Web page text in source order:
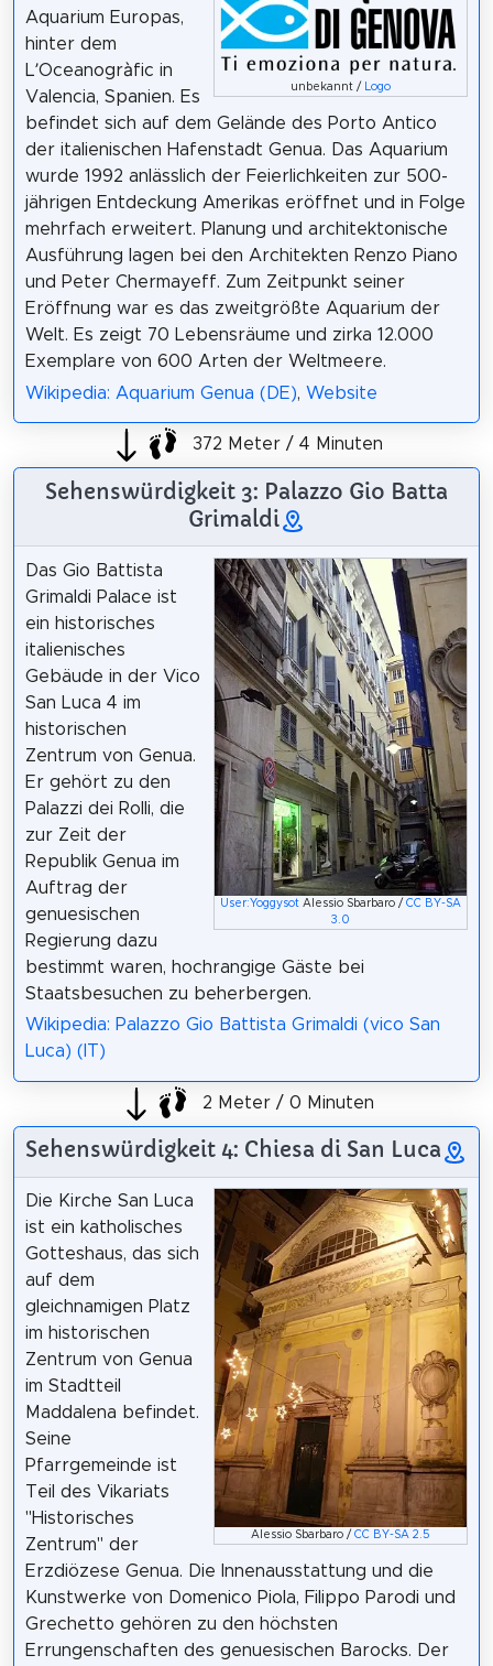
unbekannt / Logo
Aquarium Europas,
hinter dem
L’Oceanogràfic in
Valencia, Spanien. Es
befindet sich auf dem Gelände des Porto Antico
der italienischen Hafenstadt Genua. Das Aquarium
wurde 1992 anlässlich der Feierlichkeiten zur 500-
jährigen Entdeckung Amerikas eröffnet und in Folge
mehrfach erweitert. Planung und architektonische
Ausführung lagen bei den Architekten Renzo Piano
und Peter Chermayeff. Zum Zeitpunkt seiner
Eröffnung war es das zweitgrößte Aquarium der
Welt. Es zeigt 70 Lebensräume und zirka 12.000
Exemplare von 600 Arten der Weltmeere.
Wikipedia: Aquarium Genua (DE), Website
372 Meter / 4 Minuten
Sehenswürdigkeit 3: Palazzo Gio Batta
Grimaldi
User:Yoggysot Alessio Sbarbaro /CC BY-SA
3.0
Das Gio Battista
Grimaldi Palace ist
ein historisches
italienisches
Gebäude in der Vico
San Luca 4 im
historischen
Zentrum von Genua.
Er gehört zu den
Palazzi dei Rolli, die
zur Zeit der
Republik Genua im
Auftrag der
genuesischen
Regierung dazu
bestimmt waren, hochrangige Gäste bei
Staatsbesuchen zu beherbergen.
Wikipedia: Palazzo Gio Battista Grimaldi (vico San
Luca) (IT)
2 Meter / 0 Minuten
Sehenswürdigkeit 4: Chiesa di San Luca
Alessio Sbarbaro /CC BY-SA 2.5
Die Kirche San Luca
ist ein katholisches
Gotteshaus, das sich
auf dem
gleichnamigen Platz
im historischen
Zentrum von Genua
im Stadtteil
Maddalena befindet.
Seine
Pfarrgemeinde ist
Teil des Vikariats
"Historisches
Zentrum" der
Erzdiözese Genua. Die Innenausstattung und die
Kunstwerke von Domenico Piola, Filippo Parodi und
Grechetto gehören zu den höchsten
Errungenschaften des genuesischen Barocks. Der